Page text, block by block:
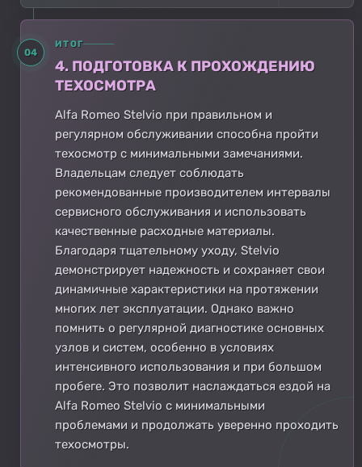
04
ИТОГ
4. ПОДГОТОВКА К ПРОХОЖДЕНИЮ
ТЕХОСМОТРА
Alfa Romeo Stelvio при правильном и
регулярном обслуживании способна пройти
техосмотр с минимальными замечаниями.
Владельцам следует соблюдать
рекомендованные производителем интервалы
сервисного обслуживания и использовать
качественные расходные материалы.
Благодаря тщательному уходу, Stelvio
демонстрирует надежность и сохраняет свои
динамичные характеристики на протяжении
многих лет эксплуатации. Однако важно
помнить о регулярной диагностике основных
узлов и систем, особенно в условиях
интенсивного использования и при большом
пробеге. Это позволит наслаждаться ездой на
Alfa Romeo Stelvio с минимальными
проблемами и продолжать уверенно проходить
техосмотры.